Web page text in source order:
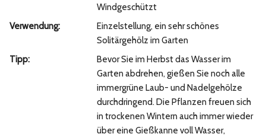
Windgeschützt
Verwendung:
Einzelstellung, ein sehr schönes
Solitärgehölz im Garten
Tipp:
Bevor Sie im Herbst das Wasser im
Garten abdrehen, gießen Sie noch alle
immergrüne Laub- und Nadelgehölze
durchdringend. Die Pflanzen freuen sich
in trockenen Wintern auch immer wieder
über eine Gießkanne voll Wasser,